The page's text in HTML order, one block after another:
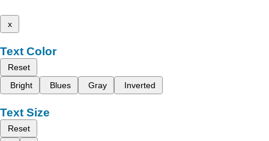
x
Text Color
Reset
Bright
Blues Gray Inverted
Text Size
Reset